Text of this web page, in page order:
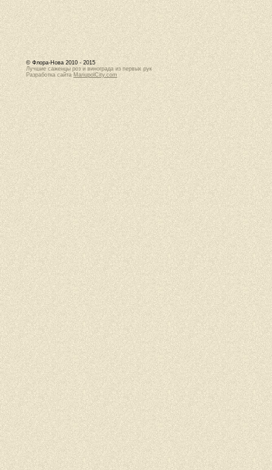
© Флора-Нова 2010 - 2015
Лучшие саженцы роз и винограда из первых рук
Разработка сайта MariupolCity.com